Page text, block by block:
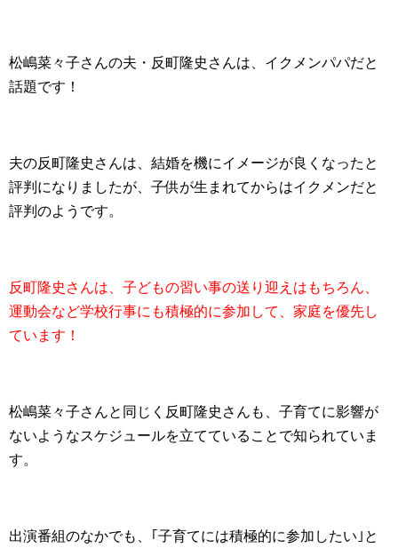
松嶋菜々子さんの夫・反町隆史さんは、イクメンパパだと
話題です！
夫の反町隆史さんは、結婚を機にイメージが良くなったと
評判になりましたが、子供が生まれてからはイクメンだと
評判のようです。
反町隆史さんは、子どもの習い事の送り迎えはもちろん、
運動会など学校行事にも積極的に参加して、家庭を優先し
ています！
松嶋菜々子さんと同じく反町隆史さんも、子育てに影響が
ないようなスケジュールを立てていることで知られていま
す。
出演番組のなかでも、｢子育てには積極的に参加したい｣と